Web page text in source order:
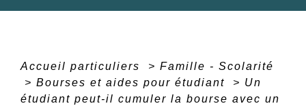
Accueil particuliers > Famille - Scolarité
> Bourses et aides pour étudiant > Un
étudiant peut-il cumuler la bourse avec un